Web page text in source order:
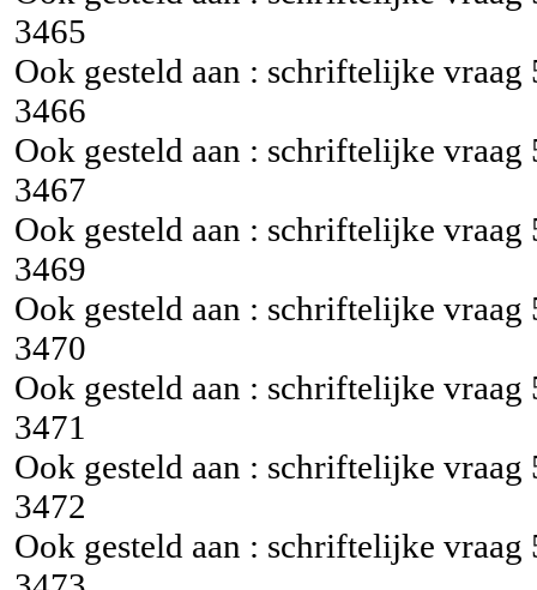
3465
Ook gesteld aan : schriftelijke vraag
3466
Ook gesteld aan : schriftelijke vraag
3467
Ook gesteld aan : schriftelijke vraag
3469
Ook gesteld aan : schriftelijke vraag
3470
Ook gesteld aan : schriftelijke vraag
3471
Ook gesteld aan : schriftelijke vraag
3472
Ook gesteld aan : schriftelijke vraag